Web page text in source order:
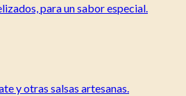
para un sabor especial.
y otras salsas artesanas.